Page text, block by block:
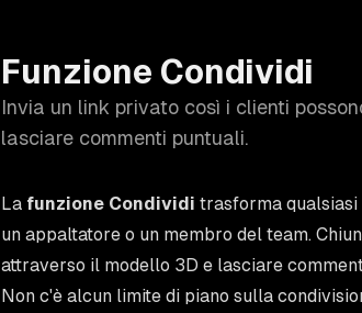
Funzione Condividi
Invia un link privato così i clienti
lasciare commenti puntuali.
La funzione Condividi trasforma
un appaltatore o un membro del team.
attraverso il modello 3D e lasciare
Non c'è alcun limite di piano sulla